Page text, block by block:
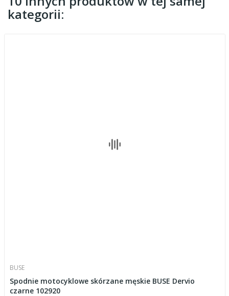
kategorii:
BUSE
Spodnie motocyklowe skórzane męskie BUSE Dervio
czarne 102920